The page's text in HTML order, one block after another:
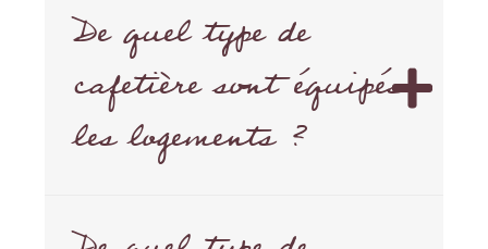
De quel type de
cafetière sont équipés
les logements ?